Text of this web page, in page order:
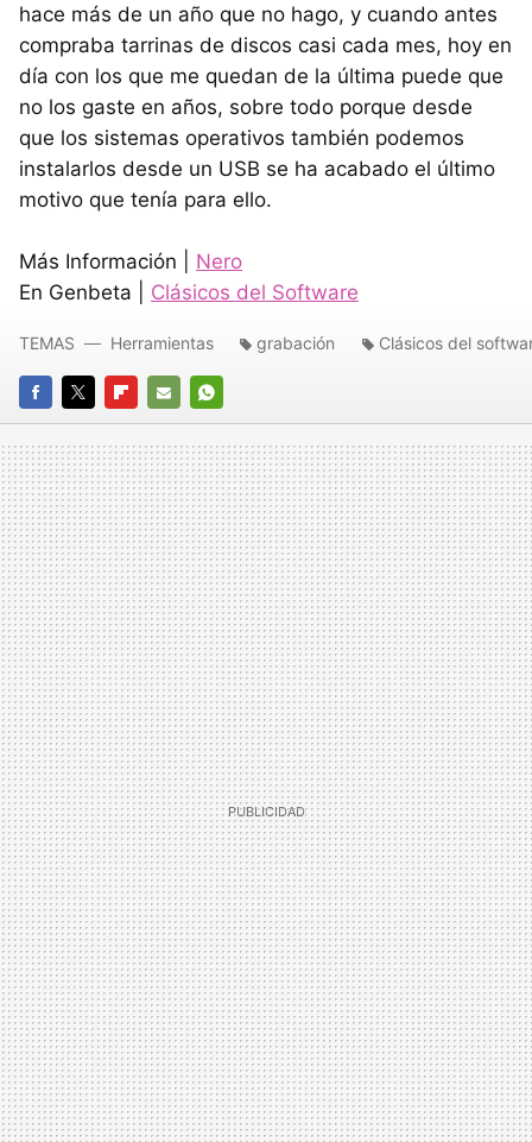
hace más de un año que no hago, y cuando antes
compraba tarrinas de discos casi cada mes, hoy en
día con los que me quedan de la última puede que
no los gaste en años, sobre todo porque desde
que los sistemas operativos también podemos
instalarlos desde un USB se ha acabado el último
motivo que tenía para ello.
Más Información | Nero
En Genbeta | Clásicos del Software
FACEBOOK
TWITTERFLIPBOARD
E-
MAIL
WHATSAPP
TEMAS Herramientas grabación Clásicos del